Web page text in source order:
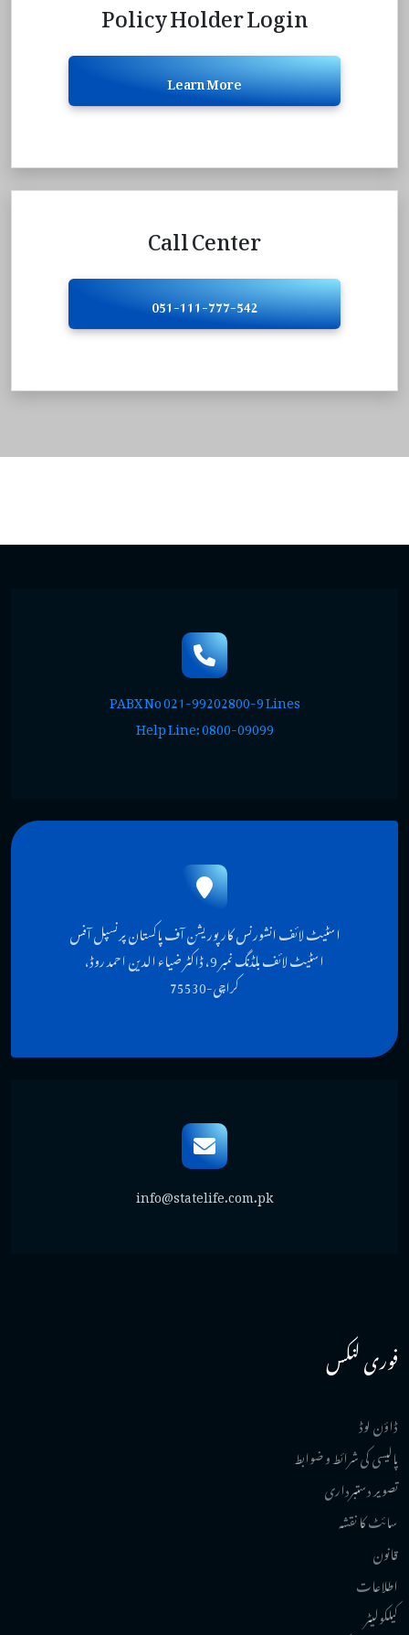
Policy Holder Login
Learn More
Call Center
051-111-777-542
PABX No 021-99202800-9 Lines
Help Line: 0800-09099
اسٹیٹ لائف انشورنس کارپوریشن آف پاکستان پرنسپل آفس
اسٹیٹ لائف بلڈنگ نمبر 9، ڈاکٹر ضیاء الدین احمد روڈ،
کراچی-75530
info@statelife.com.pk
فوری لنکس
ڈاؤن لوڈ
پالیسی کی شرائط و ضوابط
تصویر دستبرداری
سائٹ کا نقشہ
قانون
اطلاعات
کیلکولیٹر